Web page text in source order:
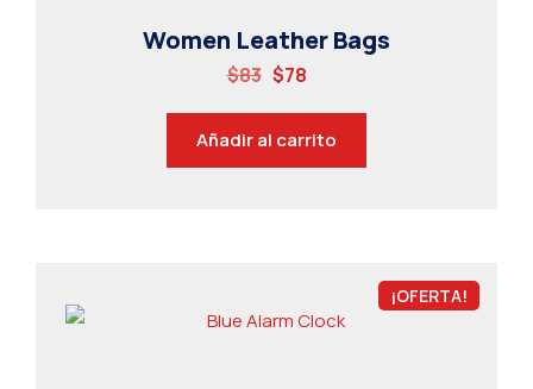
Women Leather Bags
$83 $78
Añadir al carrito
¡OFERTA!